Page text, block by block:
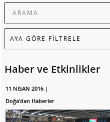
Haber ve Etkinlikler
11 NİSAN 2016 |
Doğa'dan Haberler